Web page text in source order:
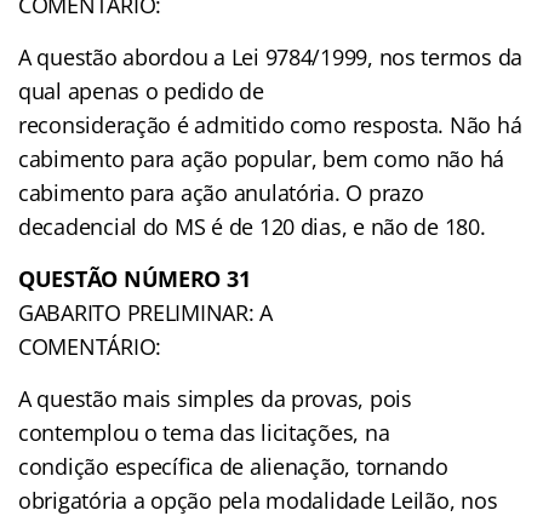
A questão abordou a Lei 9784/1999, nos termos da
qual apenas o pedido de
reconsideração é admitido como resposta. Não há
cabimento para ação popular, bem como não há
cabimento para ação anulatória. O prazo
decadencial do MS é de 120 dias, e não de 180.
QUESTÃO NÚMERO 31
GABARITO PRELIMINAR: A
COMENTÁRIO:
A questão mais simples da provas, pois
contemplou o tema das licitações, na
condição específica de alienação, tornando
obrigatória a opção pela modalidade Leilão, nos